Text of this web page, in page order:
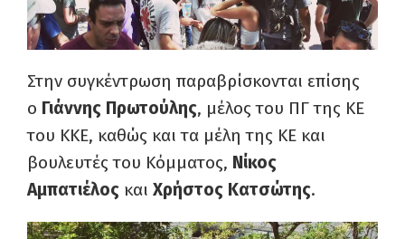
Στην συγκέντρωση παραβρίσκονται επίσης
ο Γιάννης Πρωτούλης, μέλος του ΠΓ της ΚΕ
του ΚΚΕ, καθώς και τα μέλη της ΚΕ και
βουλευτές του Κόμματος, Νίκος
Αμπατιέλος και Χρήστος Κατσώτης.